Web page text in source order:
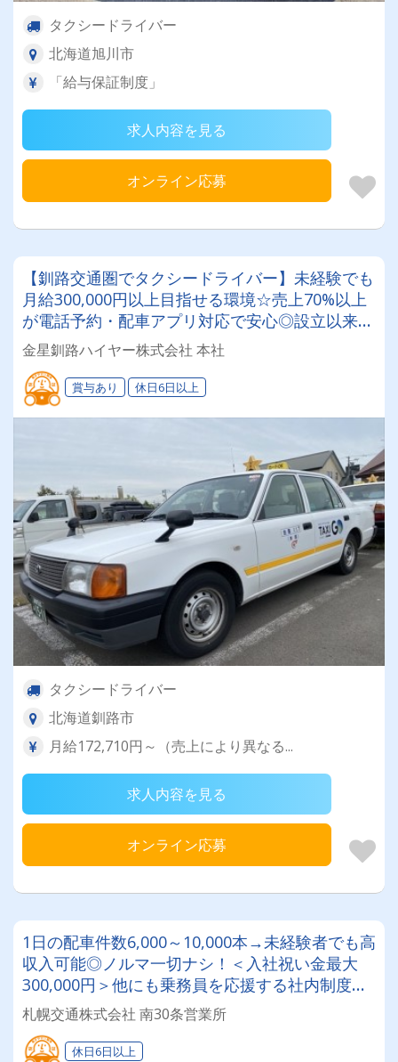
タクシードライバー
北海道旭川市
「給与保証制度」
求人内容を見る
オンライン応募
【釧路交通圏でタクシードライバー】未経験でも
月給300,000円以上目指せる環境☆売上70%以上
が電話予約・配車アプリ対応で安心◎設立以来50
年以上で信頼が厚いタクシー会社！
金星釧路ハイヤー株式会社 本社
賞与あり 休日6日以上
タクシードライバー
北海道釧路市
月給172,710円～（売上により異なる...
求人内容を見る
オンライン応募
1日の配車件数6,000～10,000本→未経験者でも高
収入可能◎ノルマ一切ナシ！＜入社祝い金最大
300,000円＞他にも乗務員を応援する社内制度＋
ライフスタイルに合わせて働ける選択肢も複数あ
り！
札幌交通株式会社 南30条営業所
休日6日以上